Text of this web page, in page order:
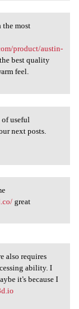
the most
product/austin-
best quality
feel.
a
of useful
next posts.
great
also requires
ability. I
it's because I